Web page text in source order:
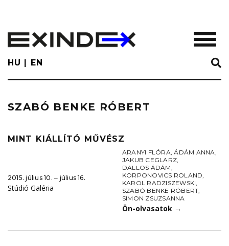
main
content
HU EN
SZABÓ BENKE RÓBERT
MINT KIÁLLÍTÓ MŰVÉSZ
2015. július 10. ‒ július 16.
Stúdió Galéria
ARANYI FLÓRA,ÁDÁM ANNA,
JAKUB CEGLARZ,
DALLOS ÁDÁM,
KORPONOVICS ROLAND,
KAROL RADZISZEWSKI,
SZABÓ BENKE RÓBERT,
SIMON ZSUZSANNA
Ön-olvasatok →